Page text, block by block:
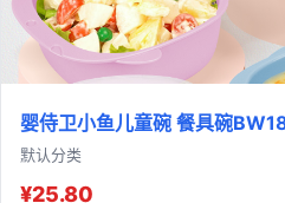
婴侍卫小鱼儿童碗 餐具碗
默认分类
¥25.80